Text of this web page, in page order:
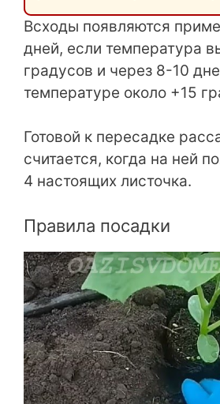
Всходы появляются
дней, если температура
градусов и через 8-10
температуре около +15
Готовой к пересадке
считается, когда на ней
4 настоящих листочка.
Правила посадки